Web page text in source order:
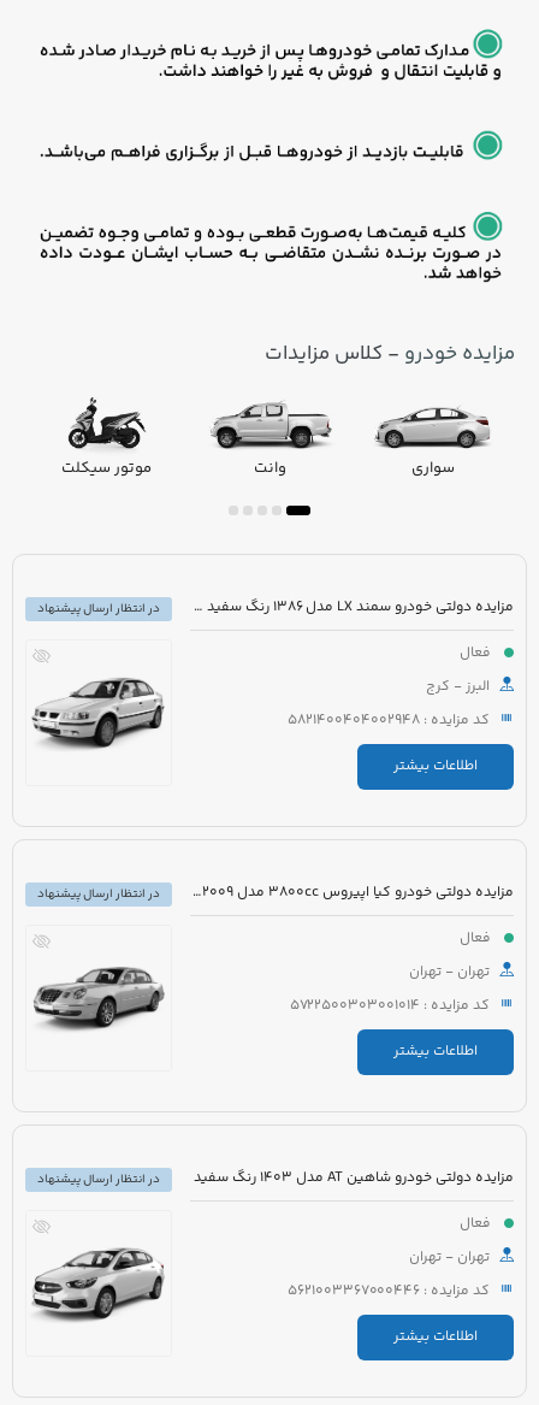
مزایده خودرو - کلاس مزایدات
سواری وانت موتور سیکلت
مزایده دولتی خودرو سمند LX مدل 1386 رنگ سفید صدفی
فعال
البرز - کرج
کد مزایده : 5821400404002948
اطلاعات بیشتر
در انتظار ارسال پیشنهاد
مزایده دولتی خودرو کیا اپیروس 3800cc مدل 2009 رنگ سفید
فعال
تهران - تهران
کد مزایده : 5722500303001014
اطلاعات بیشتر
در انتظار ارسال پیشنهاد
مزایده دولتی خودرو شاهین AT مدل 1403 رنگ سفید
فعال
تهران - تهران
کد مزایده : 5621003367000446
اطلاعات بیشتر
در انتظار ارسال پیشنهاد